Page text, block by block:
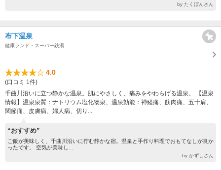
by たくぼんさん
布下温泉
健康ランド・スーパー銭湯
4.0
(口コミ 1件)
千曲川沿いに立つ静かな温泉。肌にやさしく、痛みをやわらげる温泉。 【温泉
情報】温泉泉質：ナトリウム塩化物泉、温泉効能：神経痛、筋肉痛、五十肩、
関節痛、皮膚病、婦人病、切り...
“おすすめ”
ご飯が美味しく、千曲川沿いに佇む静かな宿。温泉と手作り料理でおもてなしが良か
ったです。 空気が美味し...
by かずしさん